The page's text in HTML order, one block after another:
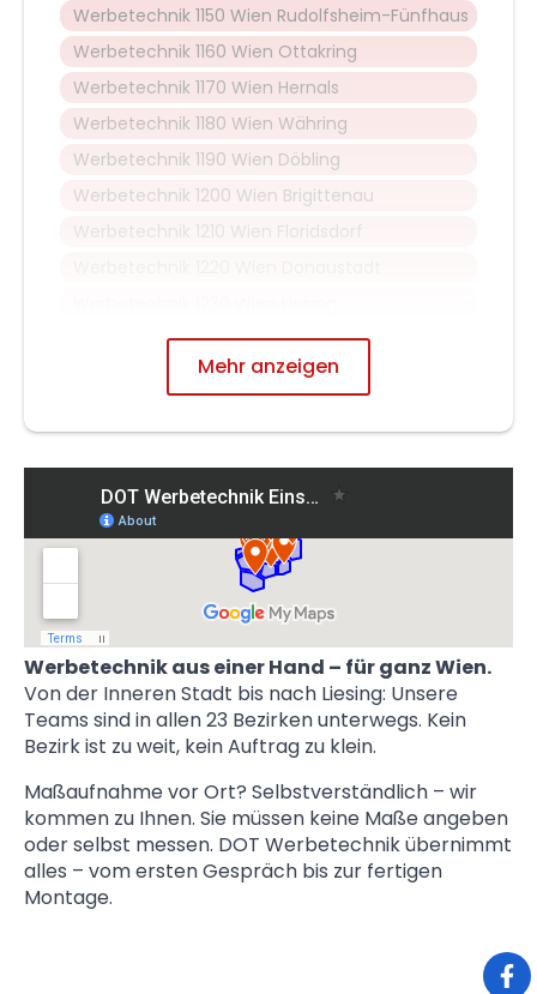
Werbetechnik 1150 Wien Rudolfsheim-Fünfhaus
Werbetechnik 1160 Wien Ottakring
Werbetechnik 1170 Wien Hernals
Werbetechnik 1180 Wien Währing
Werbetechnik 1190 Wien Döbling
Werbetechnik 1200 Wien Brigittenau
Werbetechnik 1210 Wien Floridsdorf
Mehr anzeigen
Werbetechnik aus einer Hand – für ganz Wien.
Von der Inneren Stadt bis nach Liesing: Unsere
Teams sind in allen 23 Bezirken unterwegs. Kein
Bezirk ist zu weit, kein Auftrag zu klein.
Maßaufnahme vor Ort? Selbstverständlich – wir
kommen zu Ihnen. Sie müssen keine Maße angeben
oder selbst messen. DOT Werbetechnik übernimmt
alles – vom ersten Gespräch bis zur fertigen
Montage.